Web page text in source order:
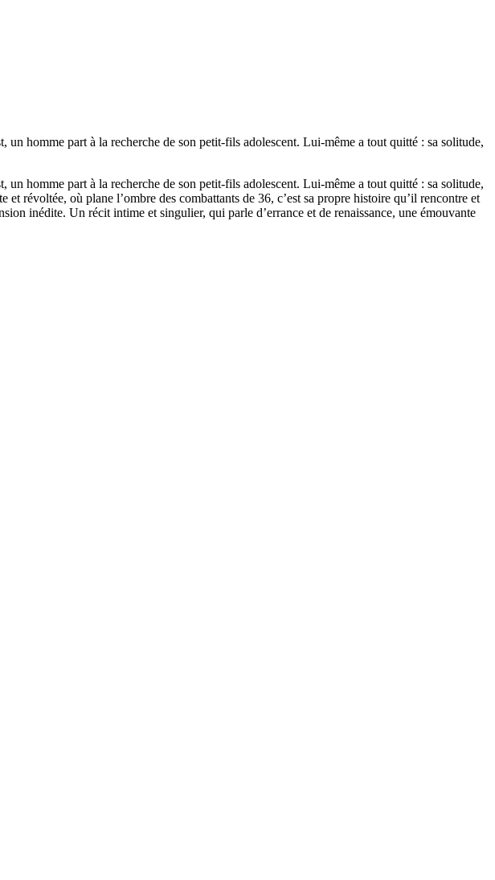
homme part à la recherche de son petit-fils adolescent. Lui-même a tout quitté : sa solitude,
homme part à la recherche de son petit-fils adolescent. Lui-même a tout quitté : sa solitude,
révoltée, où plane l’ombre des combattants de 36, c’est sa propre histoire qu’il rencontre et
inédite. Un récit intime et singulier, qui parle d’errance et de renaissance, une émouvante